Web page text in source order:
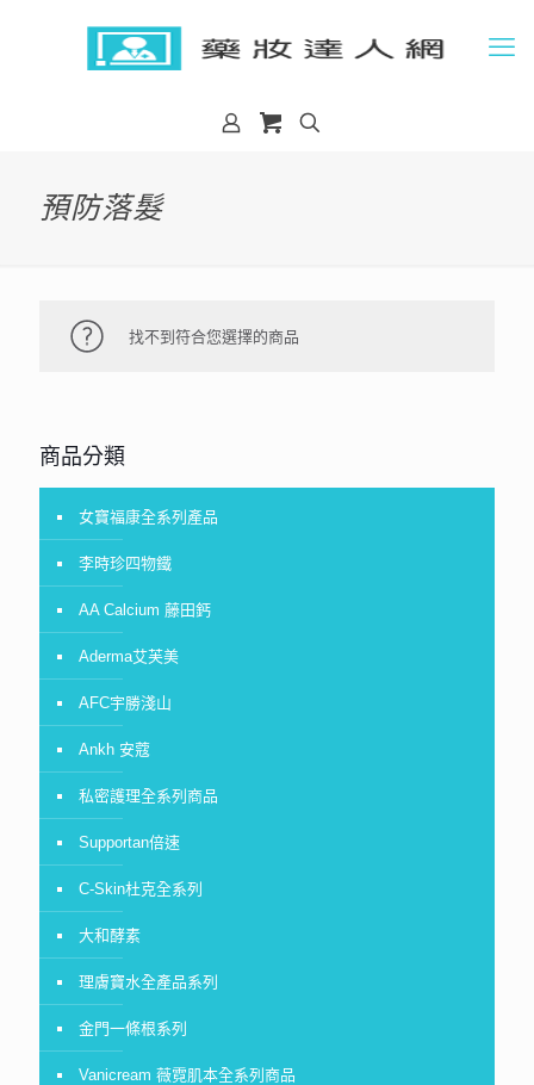
預防落髮
找不到符合您選擇的商品
商品分類
女寶福康全系列產品
李時珍四物鐵
AA Calcium 藤田鈣
Aderma艾芙美
AFC宇勝淺山
Ankh 安蔻
私密護理全系列商品
Supportan倍速
C-Skin杜克全系列
大和酵素
理膚寶水全產品系列
金門一條根系列
Vanicream 薇霓肌本全系列商品